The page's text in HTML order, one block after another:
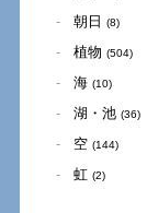
朝日 (8)
植物 (504)
海 (10)
湖・池 (36)
空 (144)
虹 (2)